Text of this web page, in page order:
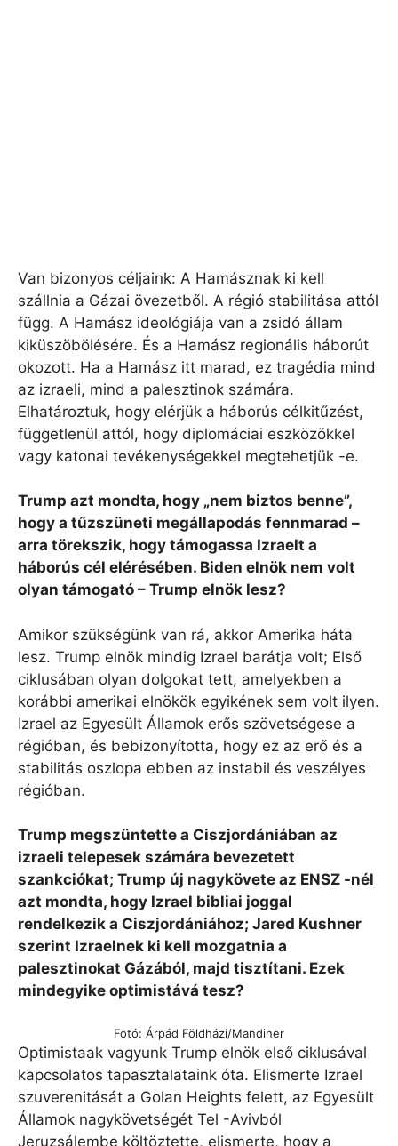
Van bizonyos céljaink: A Hamásznak ki kell
szállnia a Gázai övezetből. A régió stabilitása attól
függ. A Hamász ideológiája van a zsidó állam
kiküszöbölésére. És a Hamász regionális háborút
okozott. Ha a Hamász itt marad, ez tragédia mind
az izraeli, mind a palesztinok számára.
Elhatároztuk, hogy elérjük a háborús célkitűzést,
függetlenül attól, hogy diplomáciai eszközökkel
vagy katonai tevékenységekkel megtehetjük -e.
Trump azt mondta, hogy „nem biztos benne”,
hogy a tűzszüneti megállapodás fennmarad –
arra törekszik, hogy támogassa Izraelt a
háborús cél elérésében. Biden elnök nem volt
olyan támogató – Trump elnök lesz?
Amikor szükségünk van rá, akkor Amerika háta
lesz. Trump elnök mindig Izrael barátja volt; Első
ciklusában olyan dolgokat tett, amelyekben a
korábbi amerikai elnökök egyikének sem volt ilyen.
Izrael az Egyesült Államok erős szövetségese a
régióban, és bebizonyította, hogy ez az erő és a
stabilitás oszlopa ebben az instabil és veszélyes
régióban.
Trump megszüntette a Ciszjordániában az
izraeli telepesek számára bevezetett
szankciókat; Trump új nagykövete az ENSZ -nél
azt mondta, hogy Izrael bibliai joggal
rendelkezik a Ciszjordániához; Jared Kushner
szerint Izraelnek ki kell mozgatnia a
palesztinokat Gázából, majd tisztítani. Ezek
mindegyike optimistává tesz?
Fotó: Árpád Földházi/Mandiner
Optimistaak vagyunk Trump elnök első ciklusával
kapcsolatos tapasztalataink óta. Elismerte Izrael
szuverenitását a Golan Heights felett, az Egyesült
Államok nagykövetségét Tel -Avivból
Jeruzsálembe költöztette, elismerte, hogy a